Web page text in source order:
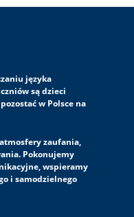
języka
są dzieci
w Polsce na
zaufania,
Pokonujemy
wspieramy
i samodzielnego